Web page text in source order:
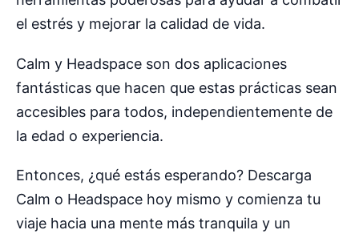
el estrés y mejorar la calidad de vida.
Calm y Headspace son dos aplicaciones
fantásticas que hacen que estas prácticas sean
accesibles para todos, independientemente de
la edad o experiencia.
Entonces, ¿qué estás esperando? Descarga
Calm o Headspace hoy mismo y comienza tu
viaje hacia una mente más tranquila y un